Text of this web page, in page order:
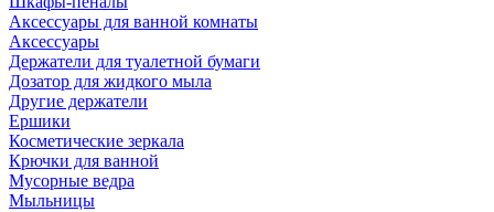
Аксессуары для ванной комнаты
Аксессуары
Держатели для туалетной бумаги
Дозатор для жидкого мыла
Другие держатели
Ершики
Косметические зеркала
Крючки для ванной
Мусорные ведра
Мыльницы